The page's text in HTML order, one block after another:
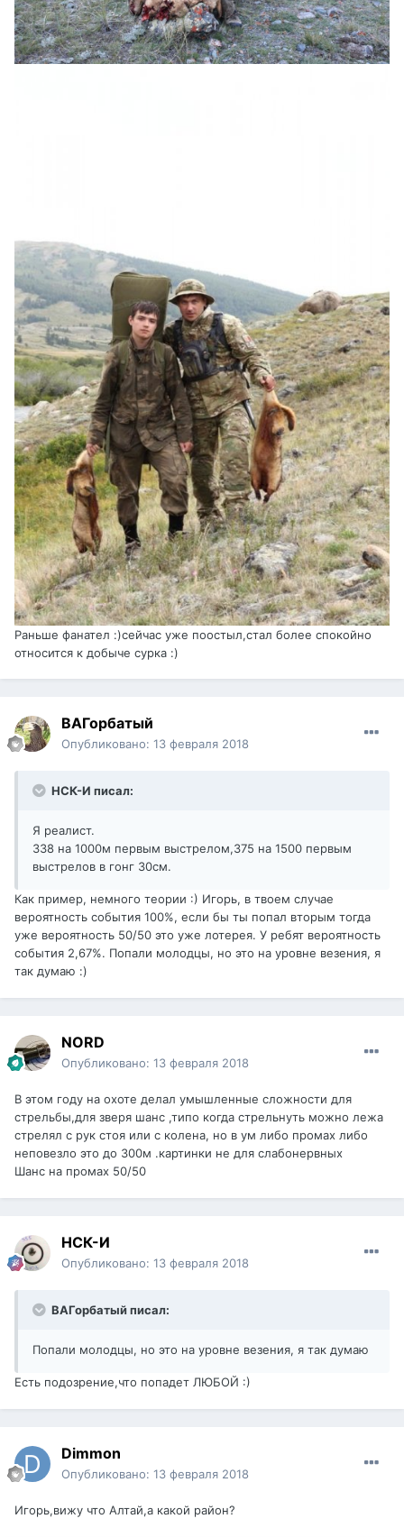
Раньше фанател :)сейчас уже поостыл,стал более спокойно
относится к добыче сурка :)
ВАГорбатый
Опубликовано: 13 февраля 2018
НСК-И писал:
Я реалист.
338 на 1000м первым выстрелом,375 на 1500 первым
выстрелов в гонг 30см.
Как пример, немного теории :) Игорь, в твоем случае
вероятность события 100%, если бы ты попал вторым тогда
уже вероятность 50/50 это уже лотерея. У ребят вероятность
события 2,67%. Попали молодцы, но это на уровне везения, я
так думаю :)
NORD
Опубликовано: 13 февраля 2018
В этом году на охоте делал умышленные сложности для
стрельбы,для зверя шанс ,типо когда стрельнуть можно лежа
стрелял с рук стоя или с колена, но в ум либо промах либо
неповезло это до 300м .картинки не для слабонервных
Шанс на промах 50/50
НСК-И
Опубликовано: 13 февраля 2018
ВАГорбатый писал:
Попали молодцы, но это на уровне везения, я так думаю
Есть подозрение,что попадет ЛЮБОЙ :)
Dimmon
Опубликовано: 13 февраля 2018
Игорь,вижу что Алтай,а какой район?